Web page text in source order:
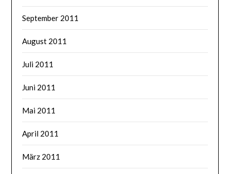
September 2011
August 2011
Juli 2011
Juni 2011
Mai 2011
April 2011
März 2011